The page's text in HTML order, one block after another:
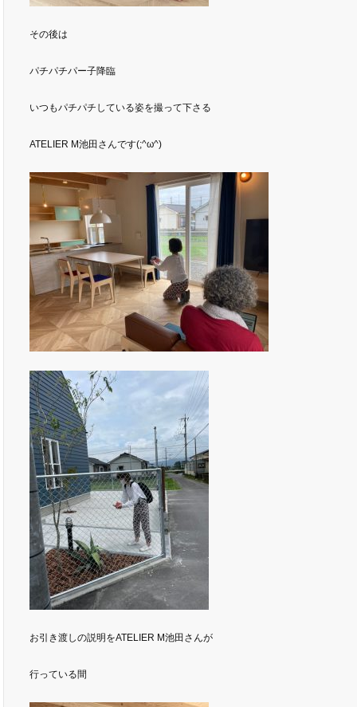
その後は
パチパチパー子降臨
いつもパチパチしている姿を撮って下さる
ATELIER M池田さんです(;^ω^)
お引き渡しの説明をATELIER M池田さんが
行っている間